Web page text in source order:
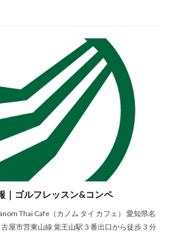
｜ゴルフレッスン&コンペ
Thai Cafe（カノム タイ カフェ） 愛知県名
屋市営東山線 覚王山駅３番出口から徒歩３分